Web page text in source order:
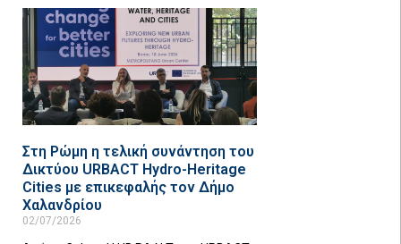
Στη Ρώμη η τελική συνάντηση του
Δικτύου URBACT Hydro-Heritage
Cities με επικεφαλής τον Δήμο
Χαλανδρίου
02/07/2026